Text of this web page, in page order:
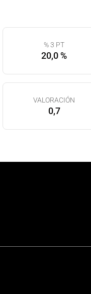
% 3 PT
20,0 %
VALORACIÓN
0,7